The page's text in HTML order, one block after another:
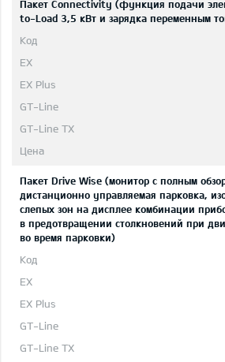
Пакет Connectivity (функция подачи
to-Load 3,5 кВт и зарядка переменным
Пакет Drive Wise (монитор с полным
дистанционно управляемая парковка,
слепых зон на дисплее комбинации
в предотвращении столкновений при
во время парковки)